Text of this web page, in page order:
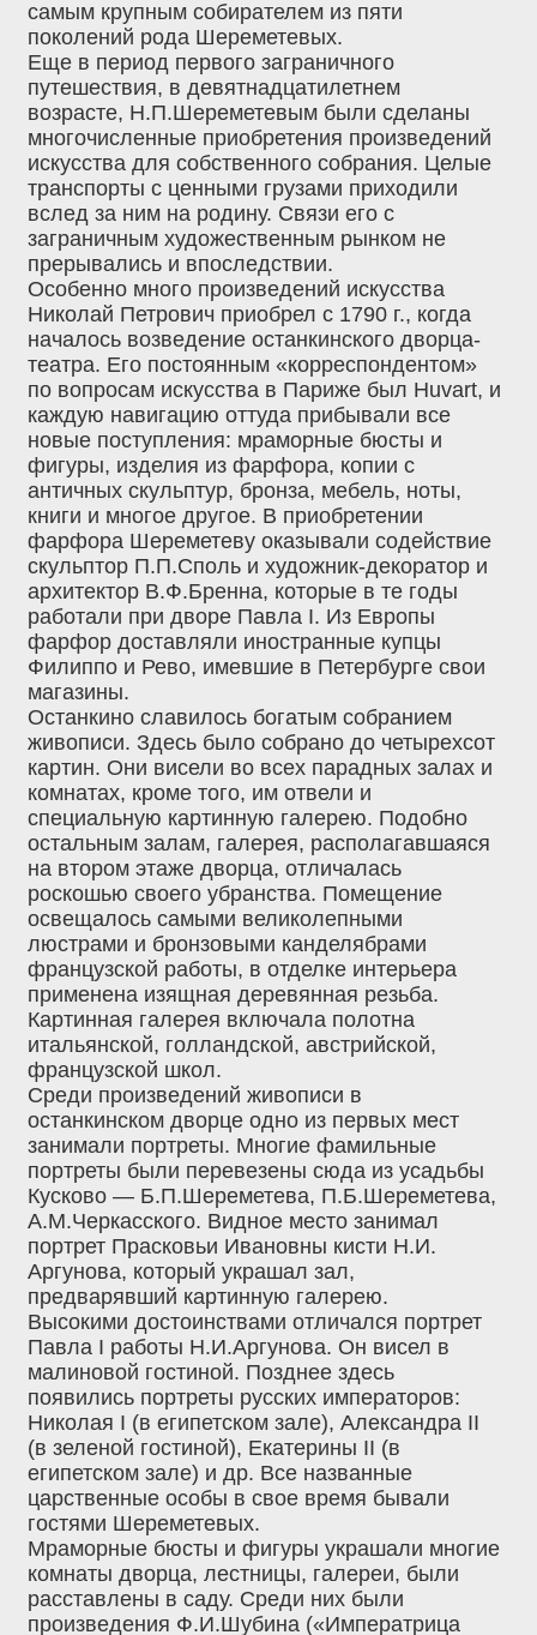
самым крупным собирателем из пяти
поколений рода Шереметевых.
Еще в период первого заграничного
путешествия, в девятнадцатилетнем
возрасте, Н.П.Шереметевым были сделаны
многочисленные приобретения произведений
искусства для собственного собрания. Целые
транспорты с ценными грузами приходили
вслед за ним на родину. Связи его с
заграничным художественным рынком не
прерывались и впоследствии.
Особенно много произведений искусства
Николай Петрович приобрел с 1790 г., когда
началось возведение останкинского дворца-
театра. Его постоянным «корреспондентом»
по вопросам искусства в Париже был Huvart, и
каждую навигацию оттуда прибывали все
новые поступления: мраморные бюсты и
фигуры, изделия из фарфора, копии с
античных скульптур, бронза, мебель, ноты,
книги и многое другое. В приобретении
фарфора Шереметеву оказывали содействие
скульптор П.П.Споль и художник-декоратор и
архитектор В.Ф.Бренна, которые в те годы
работали при дворе Павла I. Из Европы
фарфор доставляли иностранные купцы
Филиппо и Рево, имевшие в Петербурге свои
магазины.
Останкино славилось богатым собранием
живописи. Здесь было собрано до четырехсот
картин. Они висели во всех парадных залах и
комнатах, кроме того, им отвели и
специальную картинную галерею. Подобно
остальным залам, галерея, располагавшаяся
на втором этаже дворца, отличалась
роскошью своего убранства. Помещение
освещалось самыми великолепными
люстрами и бронзовыми канделябрами
французской работы, в отделке интерьера
применена изящная деревянная резьба.
Картинная галерея включала полотна
итальянской, голландской, австрийской,
французской школ.
Среди произведений живописи в
останкинском дворце одно из первых мест
занимали портреты. Многие фамильные
портреты были перевезены сюда из усадьбы
Кусково — Б.П.Шереметева, П.Б.Шереметева,
А.М.Черкасского. Видное место занимал
портрет Прасковьи Ивановны кисти Н.И.
Аргунова, который украшал зал,
предварявший картинную галерею.
Высокими достоинствами отличался портрет
Павла I работы Н.И.Аргунова. Он висел в
малиновой гостиной. Позднее здесь
появились портреты русских императоров:
Николая I (в египетском зале), Александра II
(в зеленой гостиной), Екатерины II (в
египетском зале) и др. Все названные
царственные особы в свое время бывали
гостями Шереметевых.
Мраморные бюсты и фигуры украшали многие
комнаты дворца, лестницы, галереи, были
расставлены в саду. Среди них были
произведения Ф.И.Шубина («Императрица